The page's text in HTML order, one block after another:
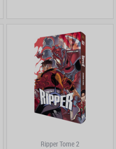
Ripper Tome 2